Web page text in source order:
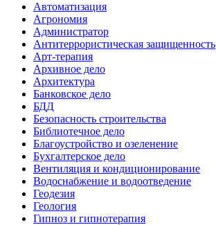
Автоматизация
Агрономия
Администратор
Антитеррористическая защищенность
Арт-терапия
Архивное дело
Архитектура
Банковское дело
БДД
Безопасность строительства
Библиотечное дело
Благоустройство и озеленение
Бухгалтерское дело
Вентиляция и кондиционирование
Водоснабжение и водоотведение
Геодезия
Геология
Гипноз и гипнотерапия